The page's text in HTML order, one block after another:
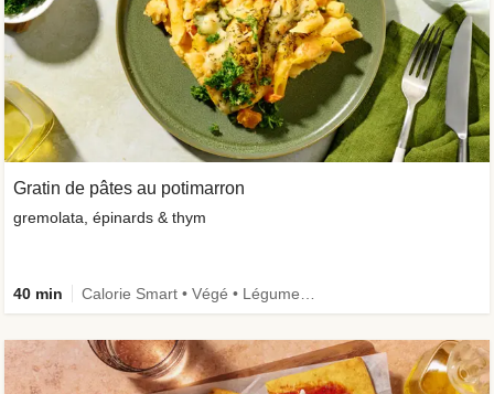
Gratin de pâtes au potimarron
gremolata, épinards & thym
40 min